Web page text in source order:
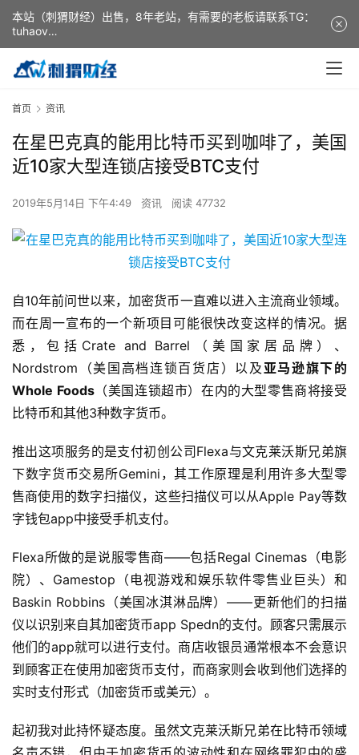
首页 资讯
在星巴克真的能用比特币买到咖啡了，美国
近10家大型连锁店接受BTC支付
2019年5月14日 下午4:49 资讯 阅读 47732
自10年前问世以来，加密货币一直难以进入主流商业领域。
而在周一宣布的一个新项目可能很快改变这样的情况。据
悉，包括Crate and Barrel（美国家居品牌）、
Nordstrom（美国高档连锁百货店）以及亚马逊旗下的
Whole Foods（美国连锁超市）在内的大型零售商将接受
比特币和其他3种数字货币。
推出这项服务的是支付初创公司Flexa与文克莱沃斯兄弟旗
下数字货币交易所Gemini，其工作原理是利用许多大型零
售商使用的数字扫描仪，这些扫描仪可以从Apple Pay等数
字钱包app中接受手机支付。
Flexa所做的是说服零售商——包括Regal Cinemas（电影
院）、Gamestop（电视游戏和娱乐软件零售业巨头）和
Baskin Robbins（美国冰淇淋品牌）——更新他们的扫描
仪以识别来自其加密货币app Spedn的支付。顾客只需展示
他们的app就可以进行支付。商店收银员通常根本不会意识
到顾客正在使用加密货币支付，而商家则会收到他们选择的
实时支付形式（加密货币或美元）。
起初我对此持怀疑态度。虽然文克莱沃斯兄弟在比特币领域
本站（刺猬财经）出售，8年老站，有需要的老板请联系TG：
tuhaov
This website (ciweicaijing) is for sale. It is a 8-year-old
website. If you need it, please contact TG: tuhaov